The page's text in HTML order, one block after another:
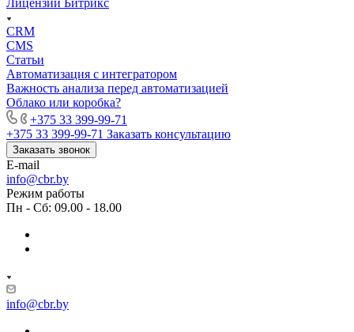
CRM
CMS
Статьи
Автоматизация с интегратором
Важность анализа перед автоматизацией
Облако или коробка?
+375 33 399-99-71
+375 33 399-99-71 Заказать консультацию
Заказать звонок
E-mail
info@cbr.by
Режим работы
Пн - Сб: 09.00 - 18.00
info@cbr.by